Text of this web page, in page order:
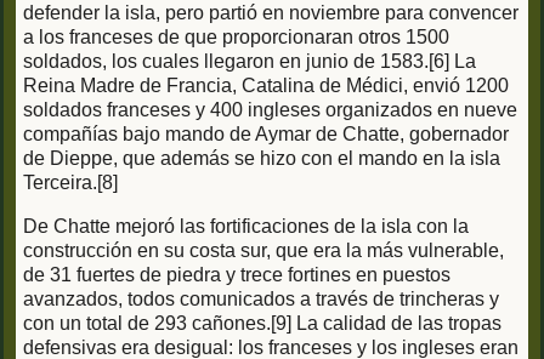
defender la isla, pero partió en noviembre para convencer
a los franceses de que proporcionaran otros 1500
soldados, los cuales llegaron en junio de 1583.[6] La
Reina Madre de Francia, Catalina de Médici, envió 1200
soldados franceses y 400 ingleses organizados en nueve
compañías bajo mando de Aymar de Chatte, gobernador
de Dieppe, que además se hizo con el mando en la isla
Terceira.[8]
De Chatte mejoró las fortificaciones de la isla con la
construcción en su costa sur, que era la más vulnerable,
de 31 fuertes de piedra y trece fortines en puestos
avanzados, todos comunicados a través de trincheras y
con un total de 293 cañones.[9] La calidad de las tropas
defensivas era desigual: los franceses y los ingleses eran